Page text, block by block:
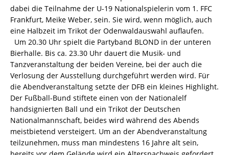
dabei die Teilnahme der U-19 Nationalspielerin vom 1. FFC
Frankfurt, Meike Weber, sein. Sie wird, wenn möglich, auch
eine Halbzeit im Trikot der Odenwaldauswahl auflaufen.
Um 20.30 Uhr spielt die Partyband BLOND in der unteren
Bierhalle. Bis ca. 23.30 Uhr dauert die Musik- und
Tanzveranstaltung der beiden Vereine, bei der auch die
Verlosung der Ausstellung durchgeführt werden wird. Für
die Abendveranstaltung setzte der DFB ein kleines Highlight.
Der Fußball-Bund stiftete einen von der Nationalelf
handsignierten Ball und ein Trikot der Deutschen
Nationalmannschaft, beides wird während des Abends
meistbietend versteigert. Um an der Abendveranstaltung
teilzunehmen, muss man mindestens 16 Jahre alt sein,